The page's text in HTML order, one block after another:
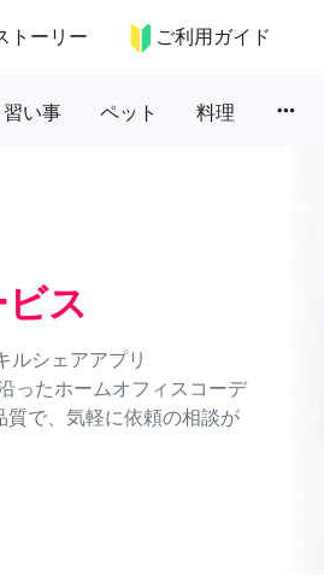
トーリー ご利用ガイド
い事 ペット 料理 more_horiz
ス
ルシェアアプリ
ったホームオフィスコーデ
質で、気軽に依頼の相談が